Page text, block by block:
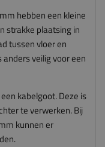
hebben een kleine
strakke plaatsing in
tussen vloer en
veilig voor een
kabelgoot. Deze is
te verwerken. Bij
kunnen er